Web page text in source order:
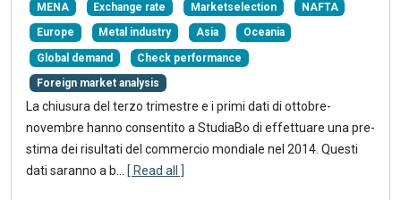
MENA Exchange rate Marketselection NAFTA
Europe Metal industry Asia Oceania
Global demand Check performance
Foreign market analysis
La chiusura del terzo trimestre e i primi dati di ottobre-
novembre hanno consentito a StudiaBo di effettuare una pre-
stima dei risultati del commercio mondiale nel 2014. Questi
dati saranno a b... [ Read all ]